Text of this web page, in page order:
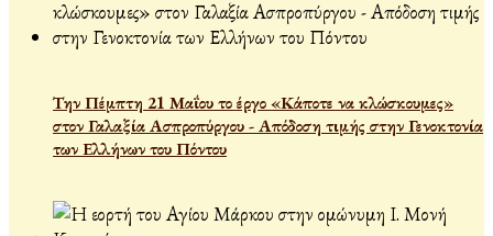
Την Πέμπτη 21 Μαΐου το έργο «Κάποτε να κλώσκουμες»
στον Γαλαξία Ασπροπύργου - Απόδοση τιμής στην Γενοκτονία
των Ελλήνων του Πόντου